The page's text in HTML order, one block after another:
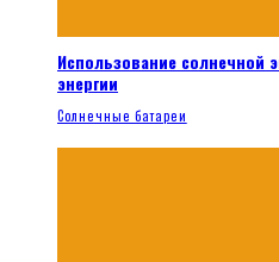
Использование солнечной
энергии
Солнечные батареи